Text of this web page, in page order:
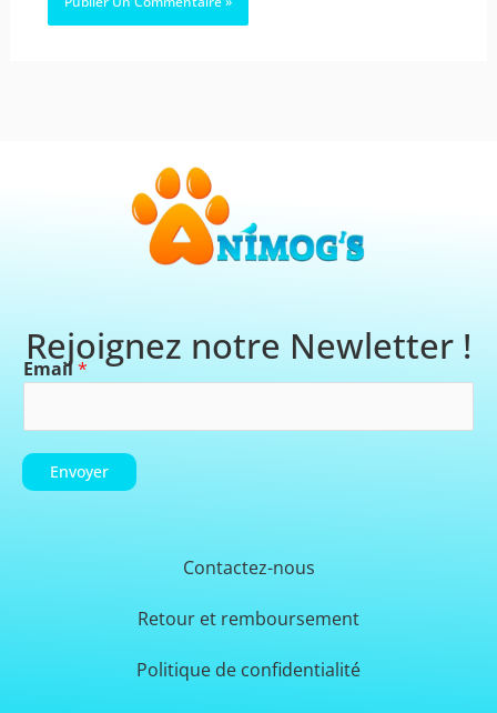
Rejoignez notre Newletter !
Email*
Envoyer
Contactez-nous
Retour et remboursement
Politique de confidentialité